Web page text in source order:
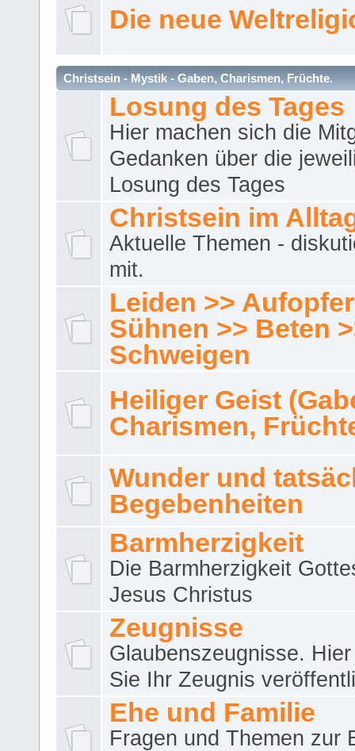
Die neue
Christsein - Mystik - Gaben, Charismen, Früchte.
Losung des Tages
Hier machen sich die
Gedanken über die
Losung des Tages
Christsein im
Aktuelle Themen -
mit.
Leiden >>
Sühnen >> Beten
Schweigen
Heiliger Geist
Charismen,
Wunder und
Begebenheiten
Barmherzigkeit
Die Barmherzigkeit
Jesus Christus
Zeugnisse
Glaubenszeugnisse.
Sie Ihr Zeugnis
Ehe und Familie
Fragen und Themen zur